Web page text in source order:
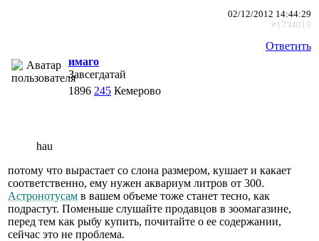
02/12/2012 14:44:29
#1734019
Ответить
имаго
Завсегдатай
1896 245 Кемерово
hau
потому что вырастает со слона размером, кушает и какает
соответственно, ему нужен аквариум литров от 300.
Астронотусам в вашем объеме тоже станет тесно, как
подрастут. Поменьше слушайте продавцов в зоомагазине,
перед тем как рыбу купить, почитайте о ее содержании,
сейчас это не проблема.